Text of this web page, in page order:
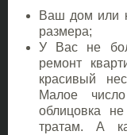
Ваш дом или
размера;
У Вас не
ремонт
красивый
Малое
облицовка
тратам. А